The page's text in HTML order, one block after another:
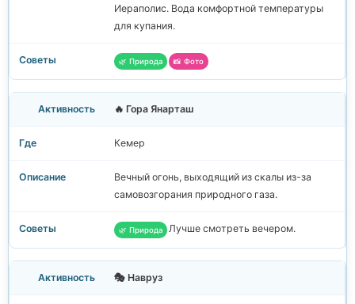
Иераполис. Вода комфортной температуры
для купания.
🌿 Природа 📸 Фото
🔥 Гора Янарташ
Кемер
Вечный огонь, выходящий из скалы из-за
самовозгорания природного газа.
🌿 Природа Лучше смотреть вечером.
🎭 Навруз